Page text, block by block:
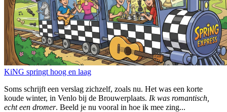
KiNG springt hoog en laag
Soms schrijft een verslag zichzelf, zoals nu. Het was een korte
koude winter, in Venlo bij de Brouwerplaats. Ik was romantisch,
echt een dromer. Beeld je nu vooral in hoe ik mee zing...